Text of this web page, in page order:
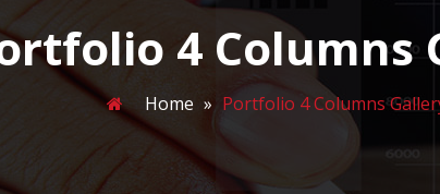
4 Columns
Home » Portfolio 4 Columns